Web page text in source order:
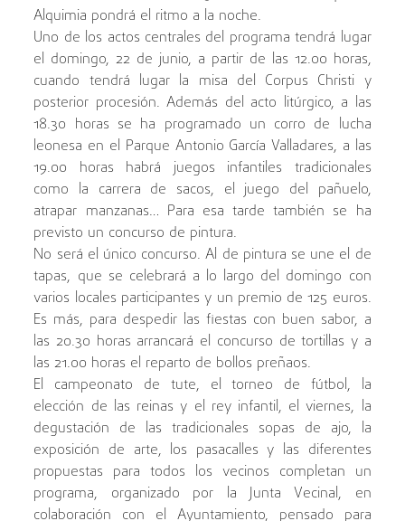
Alquimia pondrá el ritmo a la noche.
Uno de los actos centrales del programa tendrá lugar
el domingo, 22 de junio, a partir de las 12.00 horas,
cuando tendrá lugar la misa del Corpus Christi y
posterior procesión. Además del acto litúrgico, a las
18.30 horas se ha programado un corro de lucha
leonesa en el Parque Antonio García Valladares, a las
19.00 horas habrá juegos infantiles tradicionales
como la carrera de sacos, el juego del pañuelo,
atrapar manzanas… Para esa tarde también se ha
previsto un concurso de pintura.
No será el único concurso. Al de pintura se une el de
tapas, que se celebrará a lo largo del domingo con
varios locales participantes y un premio de 125 euros.
Es más, para despedir las fiestas con buen sabor, a
las 20.30 horas arrancará el concurso de tortillas y a
las 21.00 horas el reparto de bollos preñaos.
El campeonato de tute, el torneo de fútbol, la
elección de las reinas y el rey infantil, el viernes, la
degustación de las tradicionales sopas de ajo, la
exposición de arte, los pasacalles y las diferentes
propuestas para todos los vecinos completan un
programa, organizado por la Junta Vecinal, en
colaboración con el Ayuntamiento, pensado para